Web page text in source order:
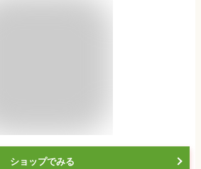
ショップでみる